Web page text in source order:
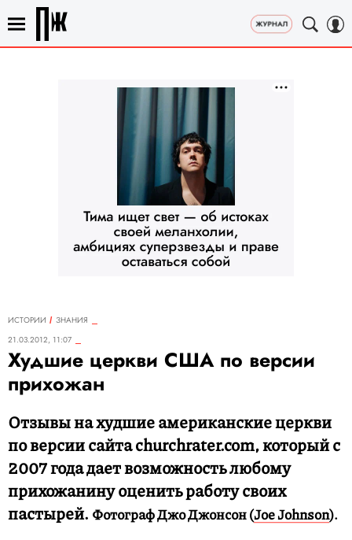
ИСТОРИИ
ЗНАНИЯ
21.03.2012, 11:07
Худшие церкви США по версии
прихожан
Отзывы на худшие американские церкви
по версии сайта churchrater.com, который с
2007 года дает возможность любому
прихожанину оценить работу своих
пастырей. Фотограф Джо Джонсон (Joe Johnson).